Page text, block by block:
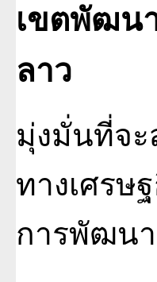
เขตพัฒน
ลาว
มุ่งมั่นที่จ
ทางเศรษ
การพัฒนา